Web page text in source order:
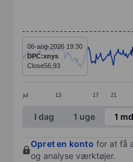
Line chart with 294
The chart has 1 X axis
The chart has 1 Y axis
jul 13 17 21
06-aug-2026 19:30
DPC:xnys
Close56,93
End of interactive chart.
I dag 1 uge 1 md
Opret en konto for at få
og analyse værktøjer.